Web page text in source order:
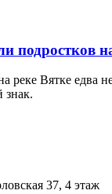
подростков
реке Вятке едва
знак.
37, 4 этаж